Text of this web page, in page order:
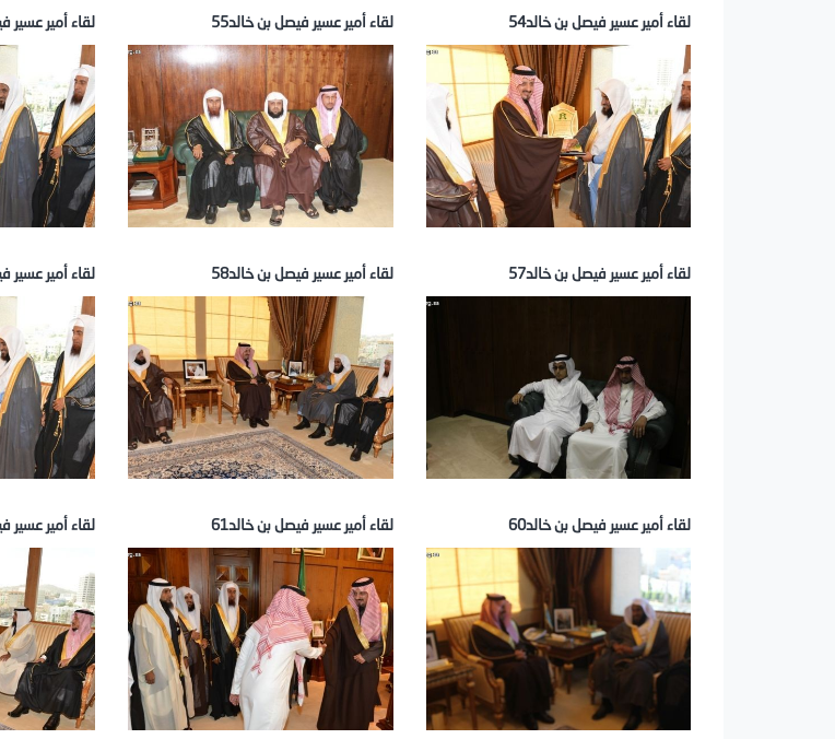
لقاء أمير عسير فيصل بن خالد54 لقاء أمير عسير فيصل بن خالد55 لقاء أمير عسير
لقاء أمير عسير فيصل بن خالد57 لقاء أمير عسير فيصل بن خالد58 لقاء أمير عسير
لقاء أمير عسير فيصل بن خالد60 لقاء أمير عسير فيصل بن خالد61 لقاء أمير عسير